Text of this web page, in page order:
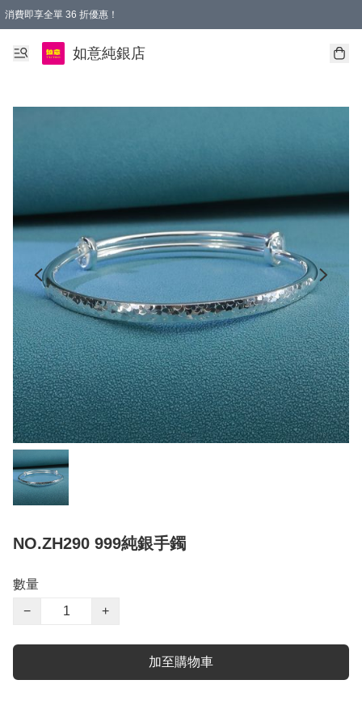
消費即享全單 36 折優惠！
購物满$50，全國包郵。Free shopping on orders over $50.
如意純銀店
NO.ZH290 999純銀手鐲
數量
−
+
加至購物車